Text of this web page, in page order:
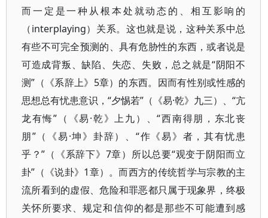
而一定是一种从根本处就动态的、相互影响的
（interplaying）关系。这也就是说，这种关系中总
有些不可完全预测的、具有危胁性的东西，或者说是
可造成背叛、缺陷、失恋、失败，总之就是“阴阳不
测”（《系辞上》5章）的东西。因而有性别或性感的
思想总有忧患意识，“夕惕若”（《易·乾》九三）、“亢
龙有悔”（《易·乾》上九）、“西南得朋，东北丧
朋”（《易·坤》卦辞）、“作《易》者，其有忧患
乎？”（《系辞下》7章）所以总要“观变于阴阳而立
卦”（《说卦》1章）。而西方的传统哲学与宗教的主
流所看到的虚假、危险和罪恶都只属于现象界，终极
关怀所要求、规定和信仰的都是那些不可能遭到感